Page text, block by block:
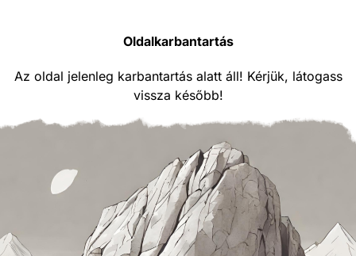
Oldalkarbantartás
Az oldal jelenleg karbantartás alatt áll! Kérjük, látogass
vissza később!